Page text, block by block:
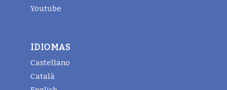
Youtube
IDIOMAS
Castellano
Català